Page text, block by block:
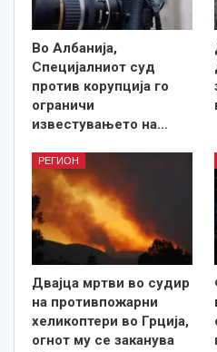
Во Албанија,
Специјалниот суд
против корупција го
ограничи
известувањето на…
РЕГИОН
Двајца мртви во судир
на противпожарни
хеликоптери во Грција,
огнот му се заканува